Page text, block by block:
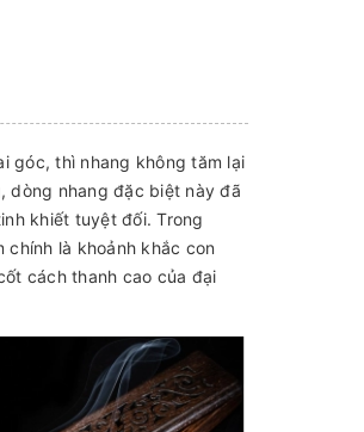
góc, thì nhang không tăm lại
dòng nhang đặc biệt này đã
khiết tuyệt đối. Trong
là khoảnh khắc con
cách thanh cao của đại